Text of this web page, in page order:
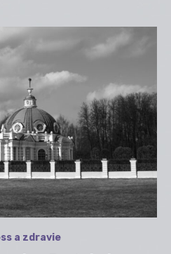
a zdravie